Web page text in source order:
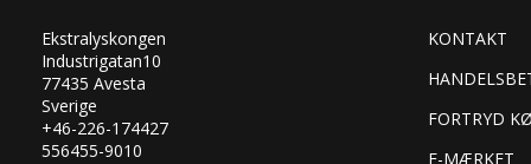
Ekstralyskongen
Industrigatan10
77435 Avesta
Sverige
+46-226-174427
556455-9010
KONTAKT
FORTRYD
E-MÆRKET